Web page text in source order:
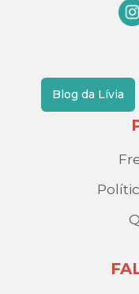
Blog da Lívia